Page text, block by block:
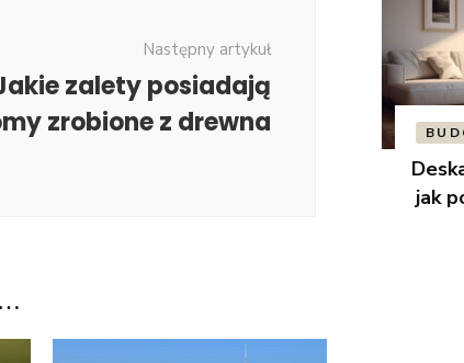
Następny artykuł
zalety posiadają
zrobione z drewna
jak